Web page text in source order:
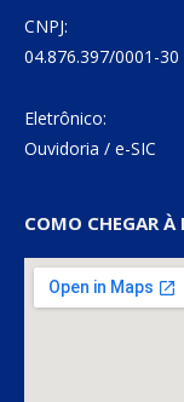
CNPJ:
04.876.397/0001-30
Eletrônico:
Ouvidoria / e-SIC
COMO CHEGAR À